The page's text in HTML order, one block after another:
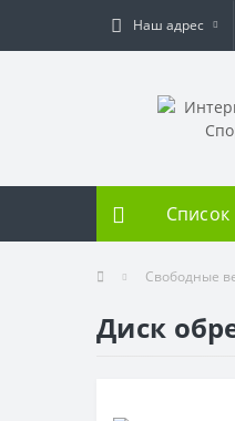
Наш адрес
Список
Свободные
Диск